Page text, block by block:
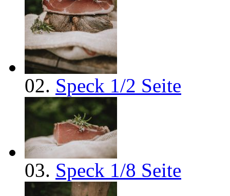
02. Speck 1/2 Seite
03. Speck 1/8 Seite